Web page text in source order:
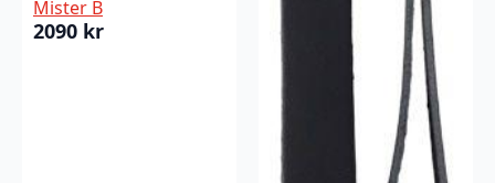
Mister B
2090 kr